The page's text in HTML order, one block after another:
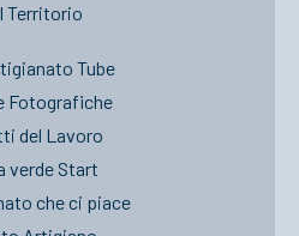
Territorio
Tube
Fotografiche
del Lavoro
verde Start
che ci piace